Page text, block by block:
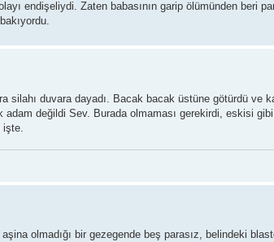
endişeliydi. Zaten babasının garip ölümünden beri
silahı duvara dayadı. Bacak bacak üstüne götürdü ve
değildi Sev. Burada olmaması gerekirdi, eskisi
olmadığı bir gezegende beş parasız, belindeki